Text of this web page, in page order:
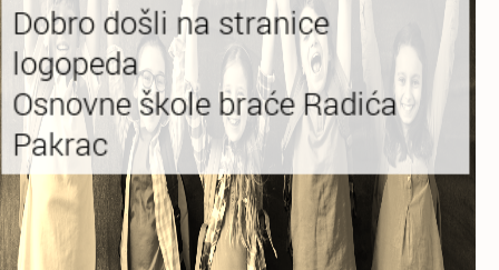
Dobro došli na stranice
logopeda
Osnovne škole braće Radića
Pakrac